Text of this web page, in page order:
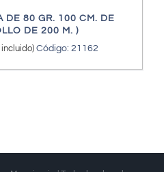
DE 80 GR. 100 CM. DE
DE 200 M. )
incluido) Código: 21162